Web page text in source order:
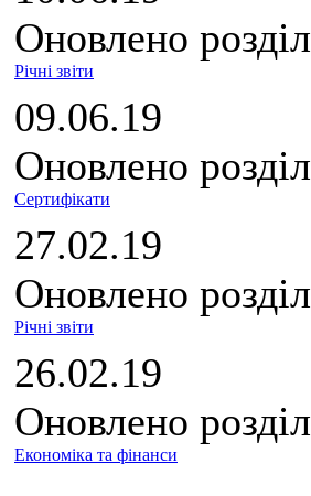
Оновлено розділ
Річні звіти
09.06.19
Оновлено розділ
Сертифікати
27.02.19
Оновлено розділ
Річні звіти
26.02.19
Оновлено розділ
Економіка та фінанси